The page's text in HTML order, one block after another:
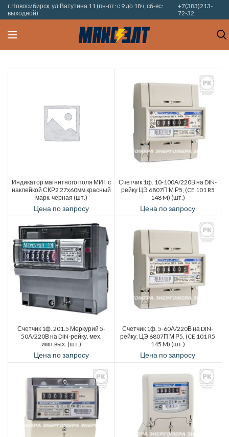
г.Новосибирск, ул.Ватутина 11 (пн-пт: с 9 до 18ч, сб-вс:
выходной)
+7(383)213-
72-32
Индикатор магнитного поля МИГ с
наклейкой СКР2 27х60мм красный
марк. черная (шт.)
Цена по запросу
Счетчик 1ф. 10-100А/220В на DIN-
рейку ЦЭ 6807П М Р5, (CE 101 R5
148 M) (шт.)
Цена по запросу
Счетчик 1ф. 201.5 Меркурий 5-
50А/220В на DIN-рейку, мех.
имп.вых. (шт.)
Цена по запросу
Счетчик 1ф. 5-60А/220В на DIN-
рейку, ЦЭ 6807П М Р5, (CE 101 R5
145 M) (шт.)
Цена по запросу